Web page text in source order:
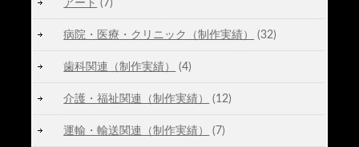
アート (7)
病院・医療・クリニック（制作実績） (32)
歯科関連（制作実績） (4)
介護・福祉関連（制作実績） (12)
運輸・輸送関連（制作実績） (7)